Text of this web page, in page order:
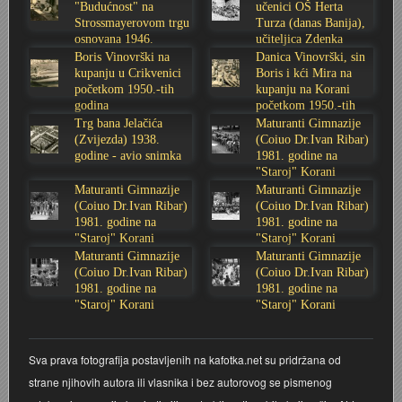
Stoljetna poplava 1939.
Tvornica potkivačkih čavala Mustad-Karlovac
Boksački klub Velebit
Bijelo dugme
Banija - poplava 4. 12. 1966.
Autobusna stanica na Korzu
Auto cross
AMD Zanatlija
Adamo klub
8. slet Bratstva i jedinstva 13. lipnja 1965. godine
Lovni i ribolovni turizam
Mala scena 1987. - Le Cinema
Mala scena Hrvatskog doma
Marina Perazić, Davor Tolja (Denis&Denis) i Edi
Maturanti Gimnazije 1988. godine
Motocross
NULA
Nepokoreni grad - Trojanski konj (epizoda)
Novogodišnje čestitke
PUNK
Zavjet Petra Grgeca - 1998.
Škola plivanja Patkica
Mimohod 23. kolovoza 1995.
Ekonomska škola - ratne godine
Dubravko Halovanić - Ratne godine
Crkva Sv. Doroteje - 1991.
Frizerski salon Gerber (Kopf) - utemeljen 1924.
Gimnazijska i Ekonomska zbornica - Igor Mihelić
INKASATOR
Karlovački fotograf Josip Žunić
Obitelj Klemenčić
Krešimir Botković - RAZGLEDNICE
Krešimir Perušić - Nogomet
KUD REČICA
Mery Berti - karlovačka Žuži
"Budućnost" na
Strossmayerovom trgu
osnovana 1946.
godine
učenici OŠ Herta
Turza (danas Banija),
učiteljica Zdenka
Sabolić
Boris Vinovrški na
kupanju u Crikvenici
početkom 1950.-tih
godina
Danica Vinovrški, sin
Boris i kći Mira na
kupanju na Korani
početkom 1950.-tih
godina
Trg bana Jelačića
(Zvijezda) 1938.
godine - avio snimka
Maturanti Gimnazije
(Coiuo Dr.Ivan Ribar)
1981. godine na
"Staroj" Korani
Maturanti Gimnazije
(Coiuo Dr.Ivan Ribar)
1981. godine na
"Staroj" Korani
Maturanti Gimnazije
(Coiuo Dr.Ivan Ribar)
1981. godine na
"Staroj" Korani
Maturanti Gimnazije
(Coiuo Dr.Ivan Ribar)
1981. godine na
"Staroj" Korani
Maturanti Gimnazije
(Coiuo Dr.Ivan Ribar)
1981. godine na
"Staroj" Korani
Sva prava fotografija postavljenih na kafotka.net su pridržana od
strane njihovih autora ili vlasnika i bez autorovog se pismenog